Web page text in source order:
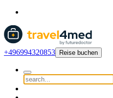
+496994320853 Reise buchen